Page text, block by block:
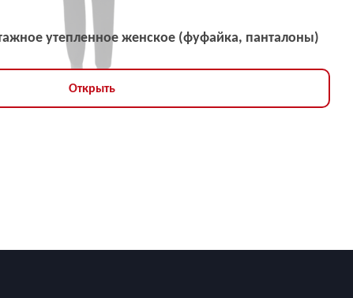
утепленное женское (фуфайка, панталоны)
Открыть